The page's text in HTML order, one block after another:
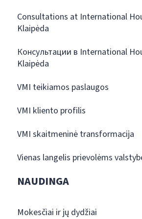
Consultations at International
Klaipėda
Консультации в International
Klaipėda
VMI teikiamos paslaugos
VMI kliento profilis
VMI skaitmeninė transformacija
Vienas langelis prievolėms
NAUDINGA
Mokesčiai ir jų dydžiai